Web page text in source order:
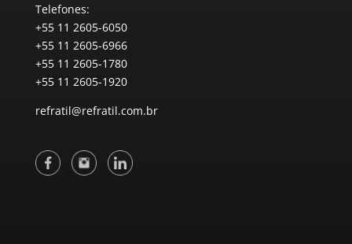
Telefones:
+55 11 2605-6050
+55 11 2605-6966
+55 11 2605-1780
+55 11 2605-1920
refratil@refratil.com.br